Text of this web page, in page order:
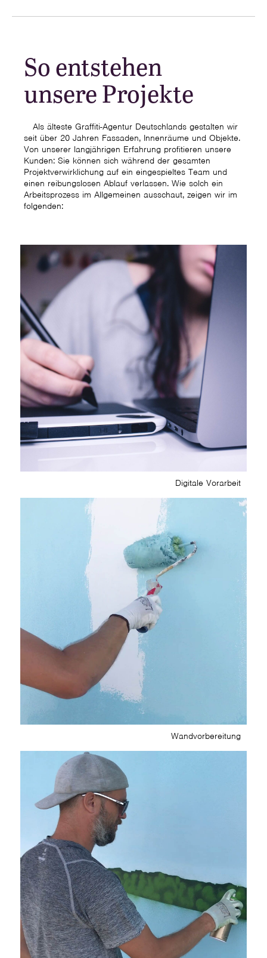
So entstehen
unsere Projekte
Als älteste Graffiti-Agentur Deutschlands gestalten wir
seit über 20 Jahren Fassaden, Innenräume und Objekte.
Von unserer langjährigen Erfahrung profitieren unsere
Kunden: Sie können sich während der gesamten
Projektverwirklichung auf ein eingespieltes Team und
einen reibungslosen Ablauf verlassen. Wie solch ein
Arbeitsprozess im Allgemeinen ausschaut, zeigen wir im
folgenden:
Digitale Vorarbeit
Wandvorbereitung